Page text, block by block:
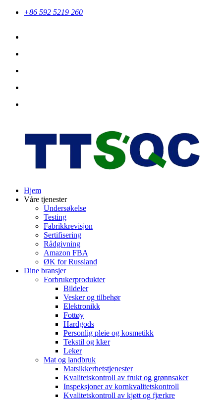
+86 592 5219 260
Hjem
Våre tjenester
Undersøkelse
Testing
Fabrikkrevisjon
Sertifisering
Rådgivning
Amazon FBA
ØK for Russland
Dine bransjer
Forbrukerprodukter
Bildeler
Vesker og tilbehør
Elektronikk
Fottøy
Hardgods
Personlig pleie og kosmetikk
Tekstil og klær
Leker
Mat og landbruk
Matsikkerhetstjenester
Kvalitetskontroll av frukt og grønnsaker
Inspeksjoner av kornkvalitetskontroll
Kvalitetskontroll av kjøtt og fjærkre